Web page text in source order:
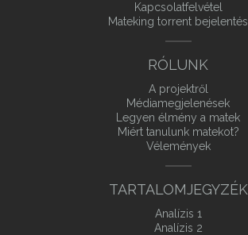
Kapcsolatfelvétel
Mateking torrent bejelentés
RÓLUNK
A projektről
Médiamegjelenések
Legyen élmény a matek
Miért tanulunk matekot?
Vélemények
TARTALOMJEGYZÉK
Analízis 1
Analízis 2